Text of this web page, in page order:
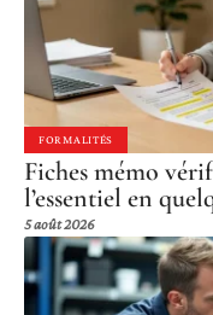
FORMALITÉS
Fiches mémo
l’essentiel en
5 août 2026